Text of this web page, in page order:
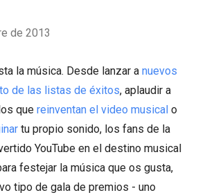
de 2013
la música. Desde lanzar a nuevos
de las listas de éxitos, aplaudir a
que reinventan el video musical o
tu propio sonido, los fans de la
YouTube en el destino musical
festejar la música que os gusta,
tipo de gala de premios - uno